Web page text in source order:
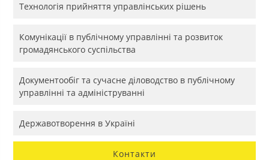
Технологія прийняття управлінських рішень
Комунікації в публічному управлінні та розвиток
громадянського суспільства
Документообіг та сучасне діловодство в публічному
управлінні та адмініструванні
Державотворення в Україні
Контакти